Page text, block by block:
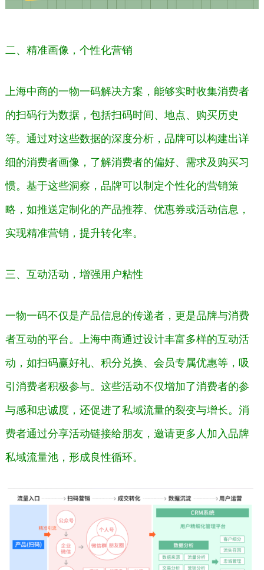
二、精准画像，个性化营销
上海中商的一物一码解决方案，能够实时收集消费者
的扫码行为数据，包括扫码时间、地点、购买历史
等。通过对这些数据的深度分析，品牌可以构建出详
细的消费者画像，了解消费者的偏好、需求及购买习
惯。基于这些洞察，品牌可以制定个性化的营销策
略，如推送定制化的产品推荐、优惠券或活动信息，
实现精准营销，提升转化率。
三、互动活动，增强用户粘性
一物一码不仅是产品信息的传递者，更是品牌与消费
者互动的平台。上海中商通过设计丰富多样的互动活
动，如扫码赢好礼、积分兑换、会员专属优惠等，吸
引消费者积极参与。这些活动不仅增加了消费者的参
与感和忠诚度，还促进了私域流量的裂变与增长。消
费者通过分享活动链接给朋友，邀请更多人加入品牌
私域流量池，形成良性循环。